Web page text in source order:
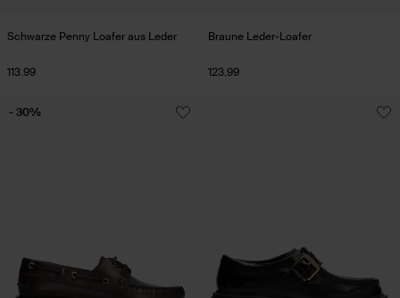
Schwarze Penny Loafer aus Leder
113.99
Braune Leder-Loafer
123.99
- 30%